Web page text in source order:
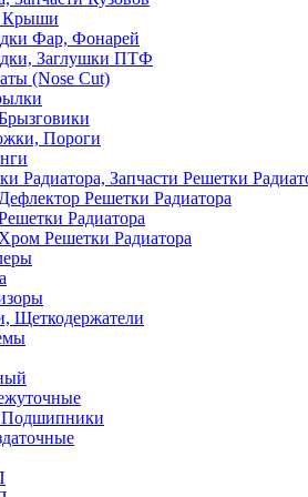
Фар, Фонарей
Заглушки ПТФ
(Nose Cut)
Пороги
Радиатора, Запчасти Решетки
Дефлектор Решетки Радиатора
Радиатора
Хром Решетки Радиатора
Щеткодержатели